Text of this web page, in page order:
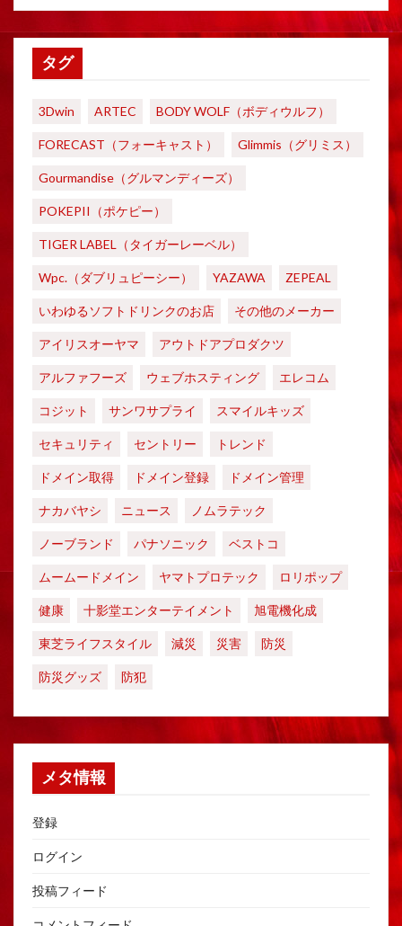
タグ
3Dwin ARTEC BODY WOLF（ボディウルフ）
FORECAST（フォーキャスト） Glimmis（グリミス）
Gourmandise（グルマンディーズ）
POKEPII（ポケピー）
TIGER LABEL（タイガーレーベル）
Wpc.（ダブリュピーシー） YAZAWA ZEPEAL
いわゆるソフトドリンクのお店 その他のメーカー
アイリスオーヤマ アウトドアプロダクツ
アルファフーズ ウェブホスティング エレコム
コジット サンワサプライ スマイルキッズ
セキュリティ セントリー トレンド
ドメイン取得 ドメイン登録 ドメイン管理
ナカバヤシ ニュース ノムラテック
ノーブランド パナソニック ベストコ
ムームードメイン ヤマトプロテック ロリポップ
健康 十影堂エンターテイメント 旭電機化成
東芝ライフスタイル 減災 災害 防災
防災グッズ 防犯
メタ情報
登録
ログイン
投稿フィード